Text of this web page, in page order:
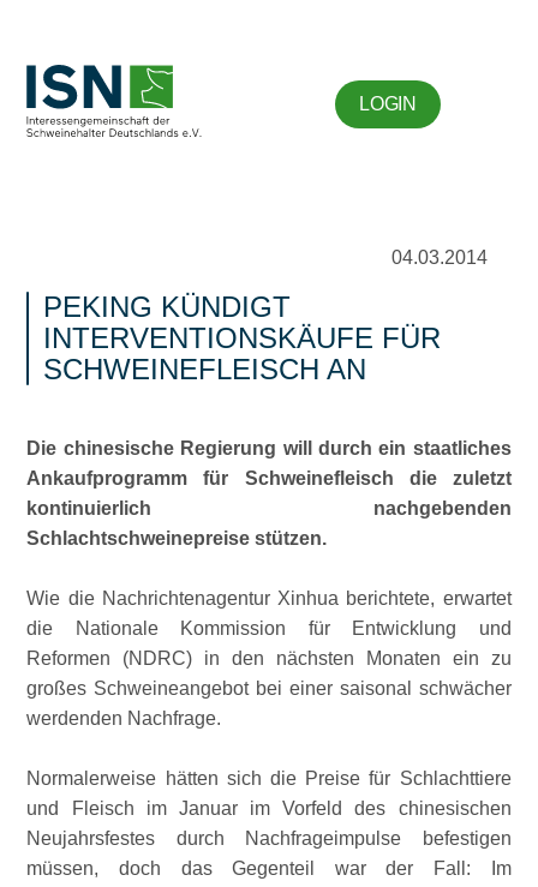
LOGIN
04.03.2014
PEKING KÜNDIGT
INTERVENTIONSKÄUFE FÜR
SCHWEINEFLEISCH AN
Die chinesische Regierung will durch ein staatliches
Ankaufprogramm für Schweinefleisch die zuletzt
kontinuierlich nachgebenden
Schlachtschweinepreise stützen.
Wie die Nachrichtenagentur Xinhua berichtete, erwartet
die Nationale Kommission für Entwicklung und
Reformen (NDRC) in den nächsten Monaten ein zu
großes Schweineangebot bei einer saisonal schwächer
werdenden Nachfrage.
Normalerweise hätten sich die Preise für Schlachttiere
und Fleisch im Januar im Vorfeld des chinesischen
Neujahrsfestes durch Nachfrageimpulse befestigen
müssen, doch das Gegenteil war der Fall: Im